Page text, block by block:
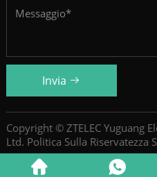
Invia
Copyright © ZTELEC Yuguang
Ltd. Politica Sulla Riservatezza